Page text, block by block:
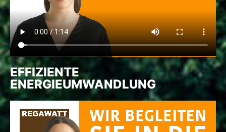
EFFIZIENTE
ENERGIEUMWANDLUNG